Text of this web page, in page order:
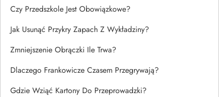
Czy Przedszkole Jest Obowiązkowe?
Jak Usunąć Przykry Zapach Z Wykładziny?
Zmniejszenie Obrączki Ile Trwa?
Dlaczego Frankowicze Czasem Przegrywają?
Gdzie Wziąć Kartony Do Przeprowadzki?